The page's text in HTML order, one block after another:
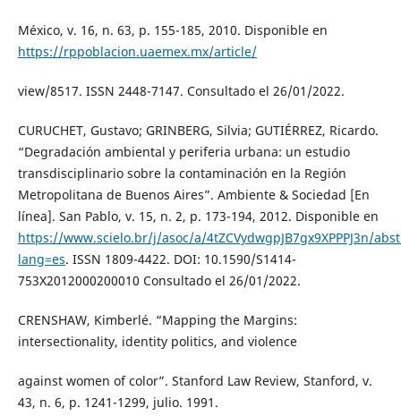
México, v. 16, n. 63, p. 155-185, 2010. Disponible en
https://rppoblacion.uaemex.mx/article/
view/8517. ISSN 2448-7147. Consultado el 26/01/2022.
CURUCHET, Gustavo; GRINBERG, Silvia; GUTIÉRREZ, Ricardo.
“Degradación ambiental y periferia urbana: un estudio
transdisciplinario sobre la contaminación en la Región
Metropolitana de Buenos Aires”. Ambiente & Sociedad [En
línea]. San Pablo, v. 15, n. 2, p. 173-194, 2012. Disponible en
https://www.scielo.br/j/asoc/a/4tZCVydwgpJB7gx9XPPPJ3n/
lang=es. ISSN 1809-4422. DOI: 10.1590/S1414-
753X2012000200010 Consultado el 26/01/2022.
CRENSHAW, Kimberlé. “Mapping the Margins:
intersectionality, identity politics, and violence
against women of color”. Stanford Law Review, Stanford, v.
43, n. 6, p. 1241-1299, julio. 1991.